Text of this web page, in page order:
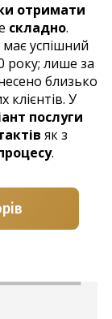
отримати
складно.
успішний
року; лише за
близько
клієнтів. У
послуги
як з
.